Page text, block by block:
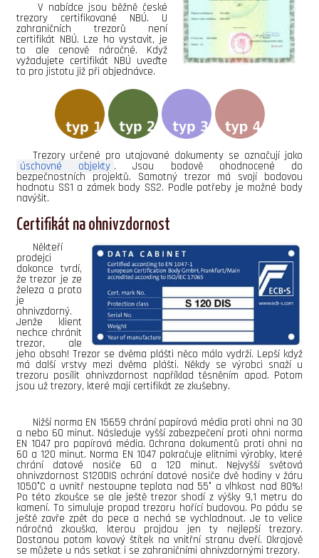
V nabídce jsou běžně české
trezory certifikované NBÚ. U
zahraničních trezorů není
certifikát NBÚ. Lze ho vystavit, je
to ale cenově náročné. Když
vyžadujete certifikát NBÚ uveďte
to pro jistotu již při objednávce.
Trezory určené pro utajované dokumenty se označují jako
úschovné objekty . Jsou bodově ohodnocené do
bezpečnostních projektů. Samotný trezor má svojí bodovou
hodnotu SS1 a zámek body SS2. Podle potřeby je možné body
navýšit.
Certifikát na ohnivzdornost
Někteří
prodejci
dokonce tvrdí,
že trezor je ze
železa a proto
je
ohnivzdorný.
Jenže klient
nechce chránit
trezor, ale
jeho obsah! Trezor se dvěma plášti něco málo vydrží. Lepší když
má další vrstvy mezi dvěma plášti. Někdy se výrobci snaží u
trezoru posílit ohnivzdornost například těsněním apod. Potom
jsou už trezory, které mají certifikát ze zkušebny.
Nižší norma EN 15659 chrání papírová média proti ohni na 30
a nebo 60 minut. Následuje vyšší zabezpečení proti ohni norma
EN 1047 pro papírová média. Ochrana dokumentů proti ohni na
60 a 120 minut. Norma EN 1047 pokračuje elitními výrobky, které
chrání datové nosiče 60 a 120 minut. Nejvyšší světová
ohnivzdornost S120DIS ochrání datové nosiče dvě hodiny v žáru
1050°C a uvnitř nestoupne teplota nad 55° a vlhkost nad 80%!
Po této zkoušce se ale ještě trezor shodí z výšky 9,1 metru do
kamení. To simuluje propad trezoru hořící budovou. Po pádu se
ještě zavře zpět do pece a nechá se vychladnout. Je to velice
náročná zkouška, kterou projdou jen ty nejlepší trezory.
Dostanou potom kovový štítek na vnitřní stranu dveří. Okrajově
se můžete u nás setkat i se zahraničními ohnivzdornými trezory.